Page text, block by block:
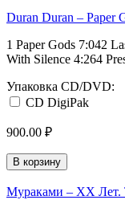
Duran Duran – Paper
1 Paper Gods 7:042
With Silence 4:264
Упаковка CD/DVD:
CD DigiPak
900.00 ₽
В корзину
Мураками – XX Лет.